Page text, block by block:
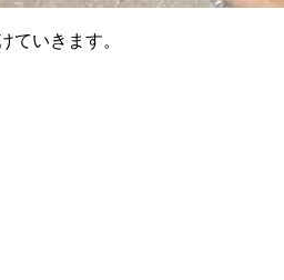
ていきます。